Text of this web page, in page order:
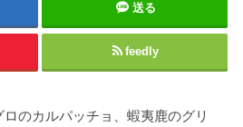
送る
feedly
ロのカルパッチョ、蝦夷鹿のグリ